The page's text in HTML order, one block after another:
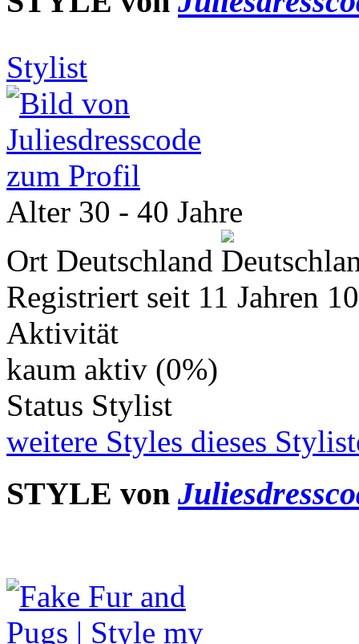
Stylist
zum Profil
Alter 30 - 40 Jahre
Ort Deutschland
Registriert seit 11 Jahren
Aktivität
kaum aktiv (0%)
Status Stylist
weitere Styles dieses
STYLE von